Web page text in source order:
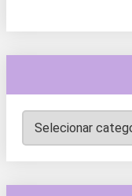
Categorias